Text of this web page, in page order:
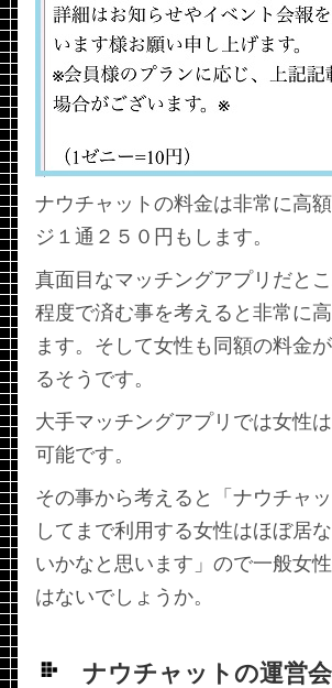
ナウチャットの料金は非常に高
ジ１通２５０円もします。
真面目なマッチングアプリだと
程度で済む事を考えると非常に
ます。そして女性も同額の料金
るそうです。
大手マッチングアプリでは女性
可能です。
その事から考えると「ナウチャ
してまで利用する女性はほぼ居
いかなと思います」ので一般女
はないでしょうか。
ナウチャットの運営